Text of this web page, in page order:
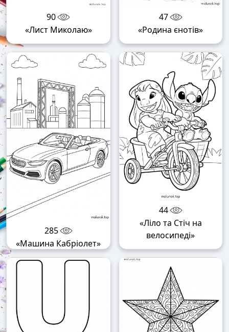
90
«Лист Миколаю»
47
«Родина єнотів»
285
«Машина Кабріолет»
44
«Ліло та Стіч на
велосипеді»